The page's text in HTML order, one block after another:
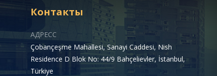
Контакты
АДРЕСС
Çobançeşme Mahallesi, Sanayi Caddesi, Nish
Residence D Blok No: 44/9 Bahçelievler, İstanbul,
Türkiye